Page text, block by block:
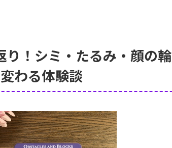
り！シミ・たるみ・顔の輪
わる体験談